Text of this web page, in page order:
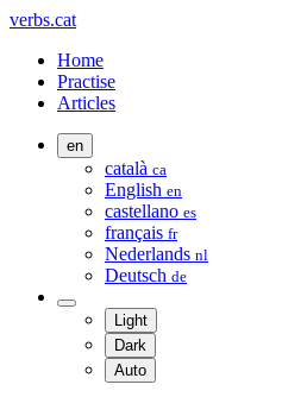
verbs.cat
Home
Practise
Articles
en
català ca
English en
castellano es
français fr
Nederlands nl
Deutsch de
Light
Dark
Auto